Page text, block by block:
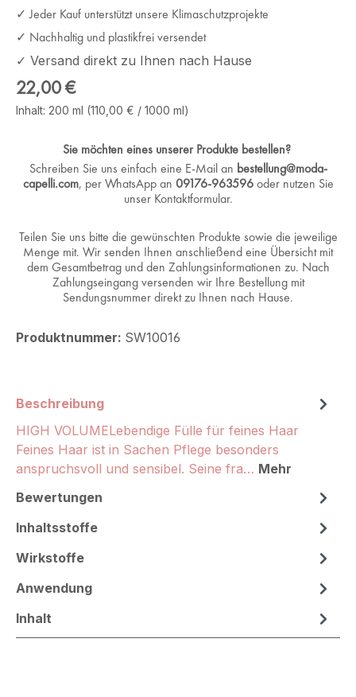
✓ Jeder Kauf unterstützt unsere Klimaschutzprojekte
✓ Nachhaltig und plastikfrei versendet
✓ Versand direkt zu Ihnen nach Hause
Regulärer Preis:
22,00 €
Inhalt: 200 ml (110,00 € / 1000 ml)
Sie möchten eines unserer Produkte bestellen?
Schreiben Sie uns einfach eine E-Mail an bestellung@moda-
capelli.com, per WhatsApp an 09176-963596oder nutzen Sie
unser Kontaktformular.
Teilen Sie uns bitte die gewünschten Produkte sowie die jeweilige
Menge mit. Wir senden Ihnen anschließend eine Übersicht mit
dem Gesamtbetrag und den Zahlungsinformationen zu. Nach
Zahlungseingang versenden wir Ihre Bestellung mit
Sendungsnummer direkt zu Ihnen nach Hause.
Produktnummer: SW10016
Beschreibung
HIGH VOLUMELebendige Fülle für feines Haar
Feines Haar ist in Sachen Pflege besonders
anspruchsvoll und sensibel. Seine fra… Mehr
Bewertungen
Inhaltsstoffe
Wirkstoffe
Anwendung
Inhalt